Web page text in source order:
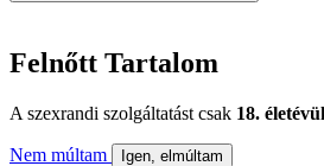
Felnőtt Tartalom
A szexrandi szolgáltatást csak 18.
Nem múltam Igen, elmúltam